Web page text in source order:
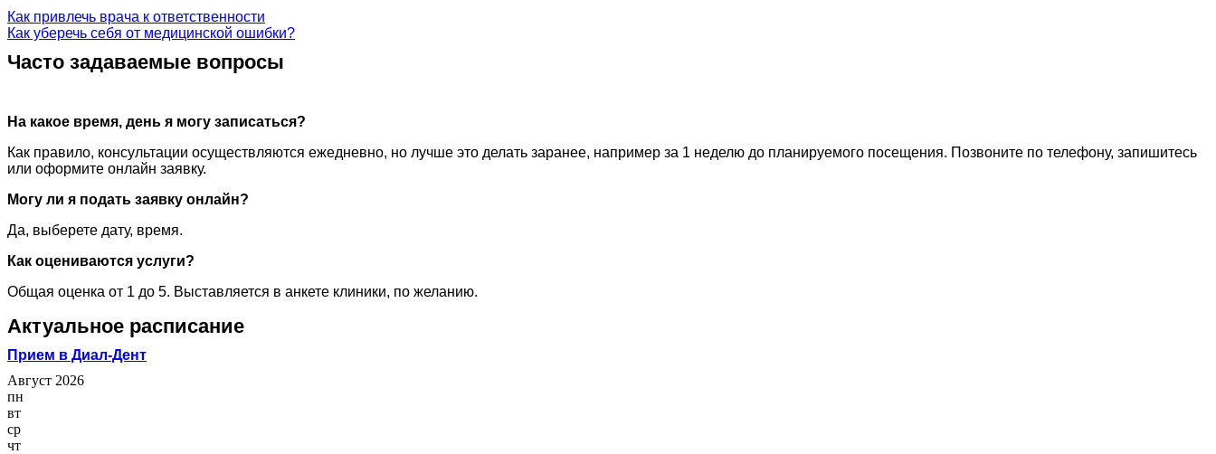
Как привлечь врача к ответственности
Как уберечь себя от медицинской ошибки?
Часто задаваемые вопросы
На какое время, день я могу записаться?
Как правило, консультации осуществляются ежедневно, но лучше это делать заранее, например за 1 неделю до планируемого посещения. Позвоните по телефону, запишитесь
или оформите онлайн заявку.
Могу ли я подать заявку онлайн?
Да, выберете дату, время.
Как оцениваются услуги?
Общая оценка от 1 до 5. Выставляется в анкете клиники, по желанию.
Актуальное расписание
Прием в Диал-Дент
Август 2026
пн
вт
ср
чт